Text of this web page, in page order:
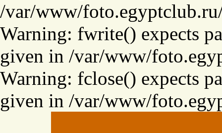
/var/www/
Warning: fwrite() expects
given in /var/www/
Warning: fclose() expects
given in /var/www/